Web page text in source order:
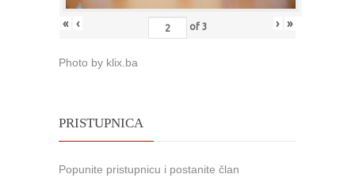
« ‹ of 3 › »
Photo by klix.ba
PRISTUPNICA
Popunite pristupnicu i postanite član